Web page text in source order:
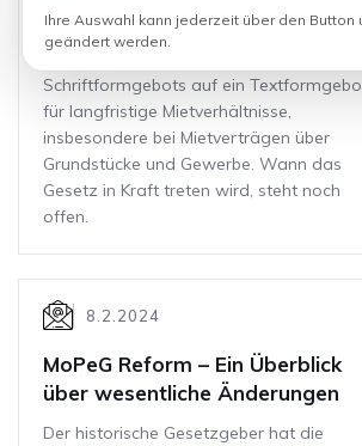
beschlossen. Eine zentrale Neuerung ist
Schriftformgebots auf ein
für langfristige Mietverhältnisse,
insbesondere bei Mietverträgen über
Grundstücke und Gewerbe. Wann das
Gesetz in Kraft treten wird, steht noch
offen.
8.2.2024
MoPeG Reform – Ein Überblick
über wesentliche Änderungen
Der historische Gesetzgeber hat die
Ihre Auswahl kann jederzeit über den Button
geändert werden.